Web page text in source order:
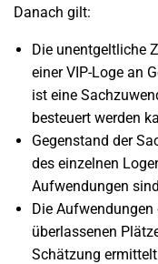
Danach gilt:
Die unentgeltliche
einer VIP-Loge an
ist eine
besteuert werden
Gegenstand der
des einzelnen
Aufwendungen
Die
überlassenen
Schätzung